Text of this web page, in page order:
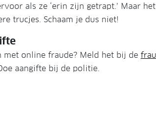
als ze ‘erin zijn getrapt.’ Maar
trucjes. Schaam je dus niet!
met online fraude? Meld het bij de
aangifte bij de politie.